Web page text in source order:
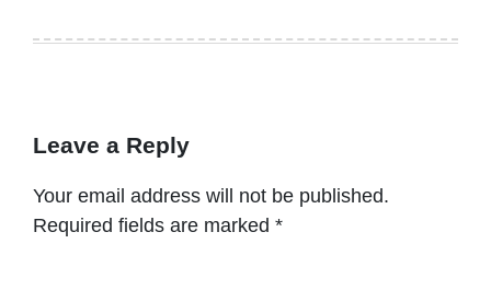
Leave a Reply
Your email address will not be published.
Required fields are marked *